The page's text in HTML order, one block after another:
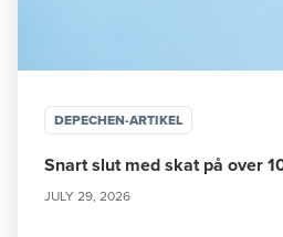
DEPECHEN-ARTIKEL
Snart slut med skat på over
JULY 29, 2026